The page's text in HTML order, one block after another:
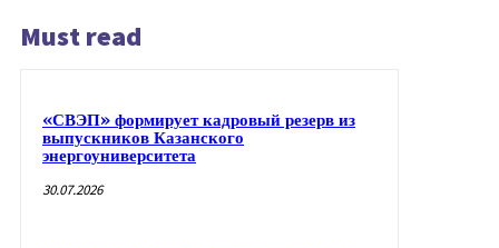
Must read
«СВЭП» формирует кадровый резерв из
выпускников Казанского
энергоуниверситета
30.07.2026